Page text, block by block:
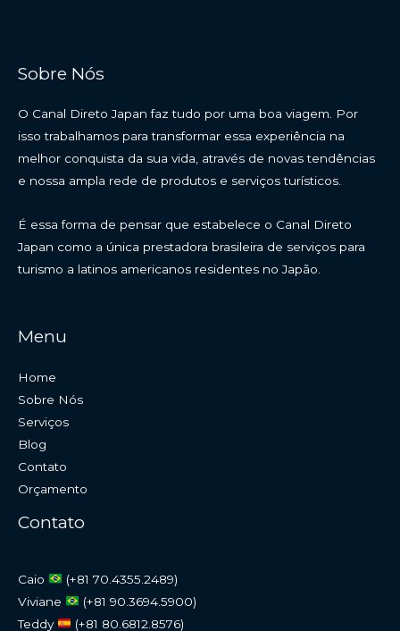
Sobre Nós
O Canal Direto Japan faz tudo por uma boa viagem. Por
isso trabalhamos para transformar essa experiência na
melhor conquista da sua vida, através de novas tendências
e nossa ampla rede de produtos e serviços turísticos.
É essa forma de pensar que estabelece o Canal Direto
Japan como a única prestadora brasileira de serviços para
turismo a latinos americanos residentes no Japão.
Menu
Home
Sobre Nós
Serviços
Blog
Contato
Orçamento
Contato
Caio
(+81 70.4355.2489)
Viviane
(+81 90.3694.5900)
Teddy
(+81 80.6812.8576)